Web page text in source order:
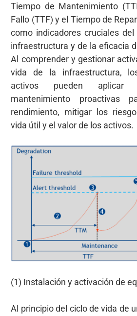
Tiempo de Mantenimiento
Fallo (TTF) y el Tiempo de
como indicadores cruciales
infraestructura y de la eficacia
Al comprender y gestionar
vida de la infraestructura,
activos pueden aplicar
mantenimiento proactivas
rendimiento, mitigar los
vida útil y el valor de los activos.
(1) Instalación y activación de
Al principio del ciclo de vida de